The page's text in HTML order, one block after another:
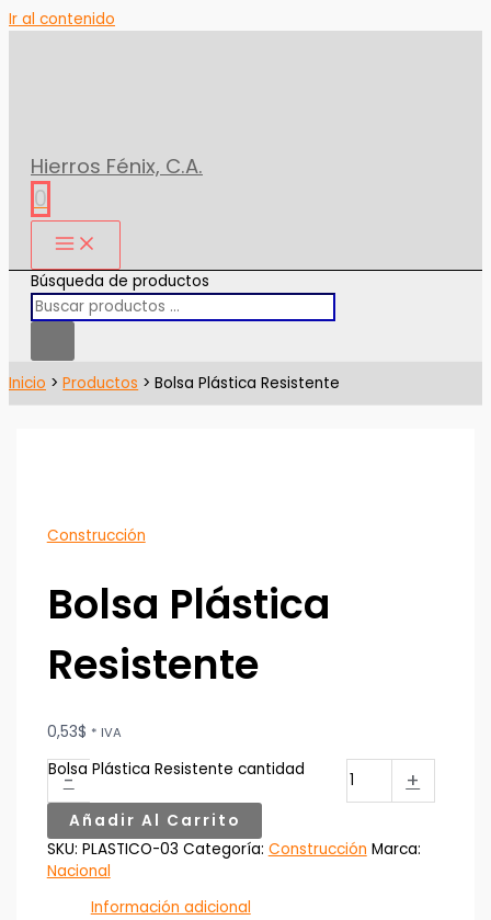
Ir al contenido
Hierros Fénix, C.A.
0
Búsqueda de productos
Inicio Productos Bolsa Plástica Resistente
Construcción
Bolsa Plástica
Resistente
0,53$ * IVA
-
Bolsa Plástica Resistente cantidad +
Añadir Al Carrito
SKU: PLASTICO-03 Categoría: Construcción Marca:
Nacional
Información adicional